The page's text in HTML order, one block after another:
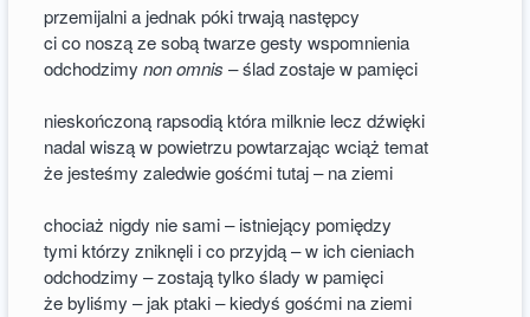
przemijalni a jednak póki trwają następcy
ci co noszą ze sobą twarze gesty wspomnienia
odchodzimynon omnis – ślad zostaje w pamięci
nieskończoną rapsodią która milknie lecz dźwięki
nadal wiszą w powietrzu powtarzając wciąż temat
że jesteśmy zaledwie gośćmi tutaj – na ziemi
chociaż nigdy nie sami – istniejący pomiędzy
tymi którzy zniknęli i co przyjdą – w ich cieniach
odchodzimy – zostają tylko ślady w pamięci
że byliśmy – jak ptaki – kiedyś gośćmi na ziemi